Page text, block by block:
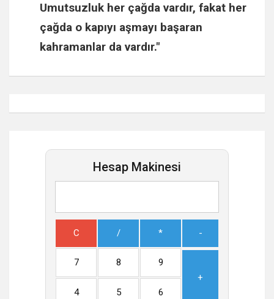
Umutsuzluk her çağda vardır, fakat her
çağda o kapıyı aşmayı başaran
kahramanlar da vardır."
Hesap Makinesi
C / * -
7 8
9
+
4
5 6